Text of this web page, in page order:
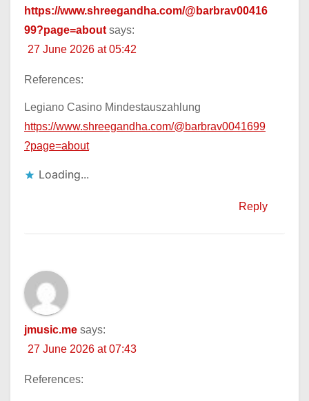
https://www.shreegandha.com/@barbrav00416
99?page=about says:
27 June 2026 at 05:42
References:
Legiano Casino Mindestauszahlung
https://www.shreegandha.com/@barbrav0041699
?page=about
Loading...
Reply
jmusic.me says:
27 June 2026 at 07:43
References: